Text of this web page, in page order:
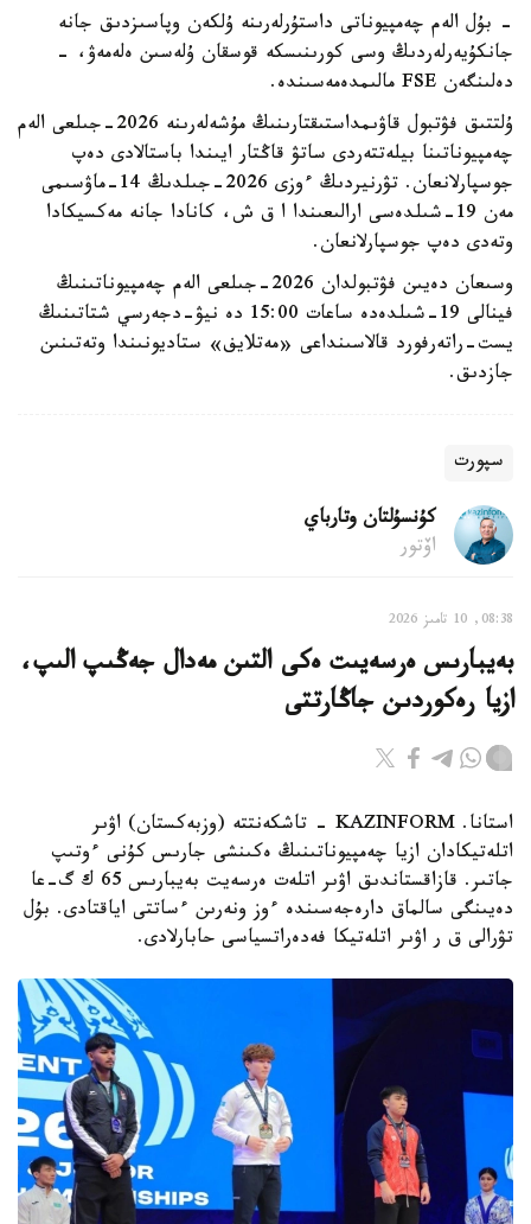
- بۇل الەم چەمپيوناتى داستۇرلەرىنە ۇلكەن وپاسىزدىق جانە
جانكۇيەرلەردىڭ وسى كورىنىسكە قوسقان ۇلەسىن ەلەمەۋ، -
دەلىنگەن FSE مالىمدەمەسىندە.
ۇلتتىق فۋتبول قاۋىمداستىقتارىنىڭ مۇشەلەرىنە 2026-جىلعى الەم
چەمپيوناتىنا بيلەتتەردى ساتۋ قاڭتار ايىندا باستالادى دەپ
جوسپارلانعان. تۋرنيردىڭ ءوزى 2026-جىلدىڭ 14-ماۋسىمى
مەن 19-شىلدەسى ارالىعىندا ا ق ش، كانادا جانە مەكسيكادا
وتەدى دەپ جوسپارلانعان.
وسىعان دەيىن فۋتبولدان 2026-جىلعى الەم چەمپيوناتىنىڭ
فينالى 19-شىلدەدە ساعات 15:00 دە نيۋ-دجەرسي شتاتىنىڭ
يست-راتەرفورد قالاسىنداعى «مەتلايف» ستاديونىندا وتەتىنىن
جازدىق.
سپورت
كۇنسۇلتان وتارباي
اۆتور
08:38, 10 تامىز 2026
بەيبارىس ەرسەيىت ەكى التىن مەدال جەڭىپ الىپ،
ازيا رەكوردىن جاڭارتتى
استانا. KAZINFORM - تاشكەنتتە (وزبەكستان) اۋىر
اتلەتيكادان ازيا چەمپيوناتىنىڭ ەكىنشى جارىس كۇنى ءوتىپ
جاتىر. قازاقستاندىق اۋىر اتلەت ەرسەيت بەيبارىس 65 ك گ-عا
دەيىنگى سالماق دارەجەسىندە ءوز ونەرىن ءساتتى اياقتادى. بۇل
تۋرالى ق ر اۋىر اتلەتيكا فەدەراتسياسى حابارلادى.